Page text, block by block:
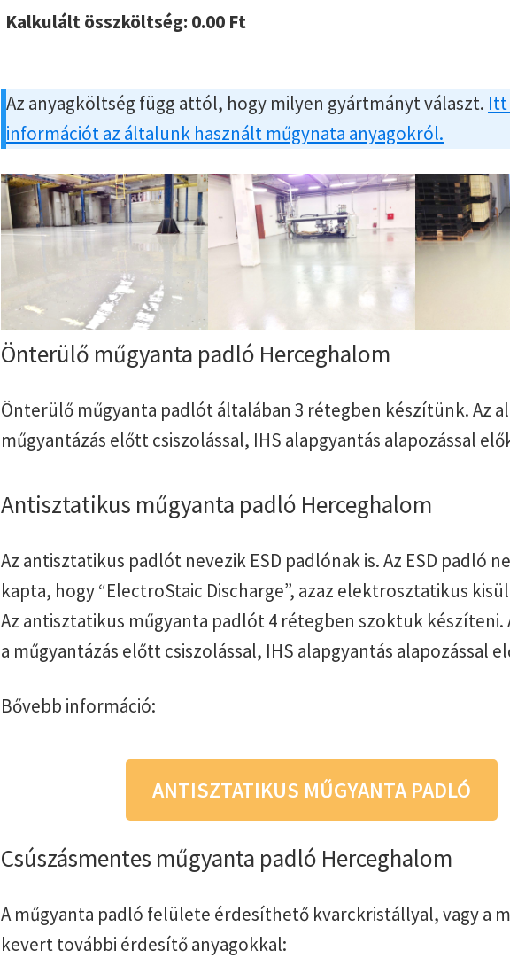
Kalkulált összköltség: 0.00 Ft
Az anyagköltség függ attól, hogy milyen gyártmányt választ. Itt
információt az általunk használt műgynata anyagokról.
Önterülő műgyanta padló Herceghalom
Önterülő műgyanta padlót általában 3 rétegben készítünk. Az
műgyantázás előtt csiszolással, IHS alapgyantás alapozással
Antisztatikus műgyanta padló Herceghalom
Az antisztatikus padlót nevezik ESD padlónak is. Az ESD padló
kapta, hogy “ElectroStaic Discharge”, azaz elektrosztatikus
Az antisztatikus műgyanta padlót 4 rétegben szoktuk készíteni.
a műgyantázás előtt csiszolással, IHS alapgyantás alapozással
Bővebb információ:
ANTISZTATIKUS MŰGYANTA PADLÓ
Csúszásmentes műgyanta padló Herceghalom
A műgyanta padló felülete érdesíthető kvarckristállyal, vagy a
kevert további érdesítő anyagokkal: